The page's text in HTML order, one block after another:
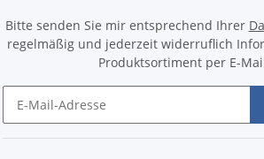
Bitte senden Sie mir entsprechend Ihrer
regelmäßig und jederzeit widerruflich
Produktsortiment per E-